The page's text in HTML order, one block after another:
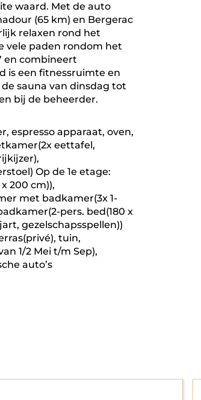
waard. Met de auto
(65 km) en Bergerac
relaxen rond het
vele paden rondom het
en combineert
is een fitnessruimte en
sauna van dinsdag tot
bij de beheerder.
espresso apparaat, oven,
eettafel,
Op de 1e etage:
200 cm)),
met badkamer(3x 1-
pers. bed(180 x
gezelschapsspellen))
tuin,
1/2 Mei t/m Sep),
auto’s